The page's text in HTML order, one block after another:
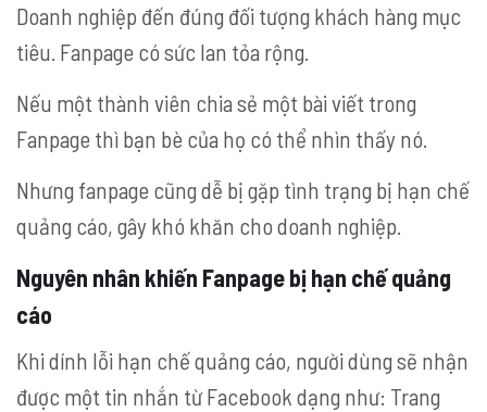
Doanh nghiệp đến đúng đối tượng khách hàng mục
tiêu. Fanpage có sức lan tỏa rộng.
Nếu một thành viên chia sẻ một bài viết trong
Fanpage thì bạn bè của họ có thể nhìn thấy nó.
Nhưng fanpage cũng dễ bị gặp tình trạng bị hạn chế
quảng cáo, gây khó khăn cho doanh nghiệp.
Nguyên nhân khiến Fanpage bị hạn chế quảng
cáo
Khi dính lỗi hạn chế quảng cáo, người dùng sẽ nhận
được một tin nhắn từ Facebook dạng như: Trang